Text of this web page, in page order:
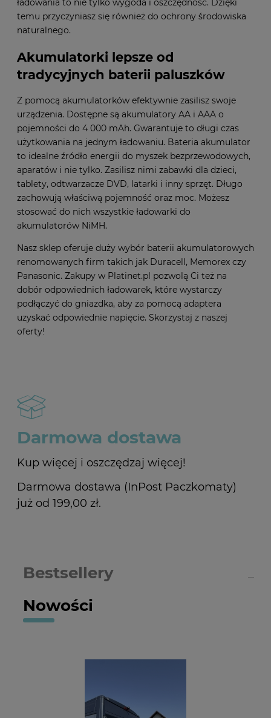
ładowania to nie tylko wygoda i oszczędność. Dzięki
temu przyczyniasz się również do ochrony środowiska
naturalnego.
Akumulatorki lepsze od
tradycyjnych baterii paluszków
Z pomocą akumulatorków efektywnie zasilisz swoje
urządzenia. Dostępne są akumulatory AA i AAA o
pojemności do 4 000 mAh. Gwarantuje to długi czas
użytkowania na jednym ładowaniu. Bateria akumulator
to idealne źródło energii do myszek bezprzewodowych,
aparatów i nie tylko. Zasilisz nimi zabawki dla dzieci,
tablety, odtwarzacze DVD, latarki i inny sprzęt. Długo
zachowują właściwą pojemność oraz moc. Możesz
stosować do nich wszystkie ładowarki do
akumulatorów NiMH.
Nasz sklep oferuje duży wybór baterii akumulatorowych
renomowanych firm takich jak Duracell, Memorex czy
Panasonic. Zakupy w Platinet.pl pozwolą Ci też na
dobór odpowiednich ładowarek, które wystarczy
podłączyć do gniazdka, aby za pomocą adaptera
uzyskać odpowiednie napięcie. Skorzystaj z naszej
oferty!
Darmowa dostawa
Kup więcej i oszczędzaj więcej!
Darmowa dostawa (InPost Paczkomaty)
już od 199,00 zł.
Nowości
Bestsellery